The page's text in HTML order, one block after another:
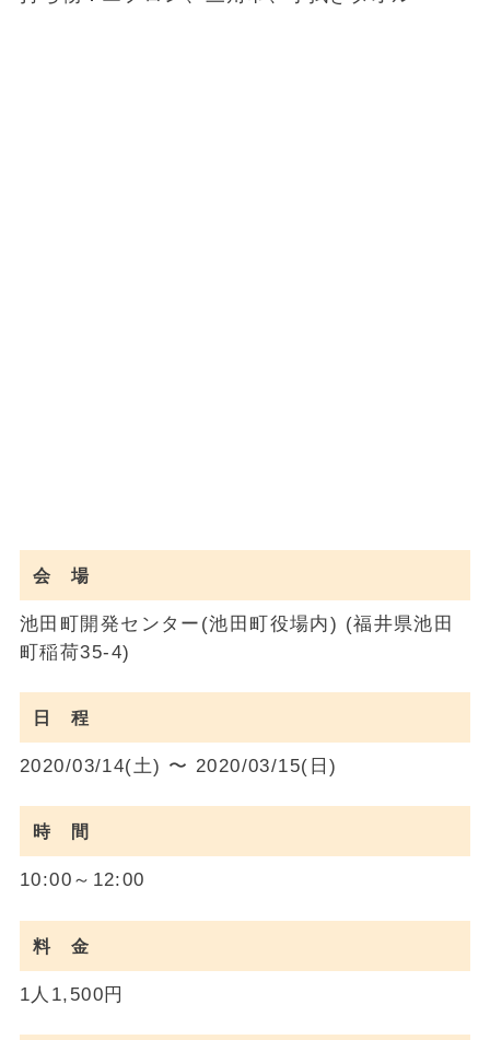
会 場
池田町開発センター(池田町役場内) (福井県池田
町稲荷35-4)
日 程
2020/03/14(土) 〜 2020/03/15(日)
時 間
10:00～12:00
料 金
1人1,500円